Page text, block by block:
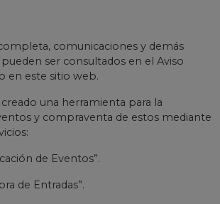
comunicaciones y demás
ser consultados en el Aviso
en este sitio web.
una herramienta para la
y compraventa de estos mediante
de Eventos”.
de Entradas”.